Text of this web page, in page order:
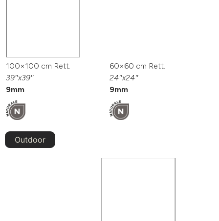
100×100 cm Rett.
39″x39″
9mm
60×60 cm Rett.
24″x24″
9mm
Outdoor